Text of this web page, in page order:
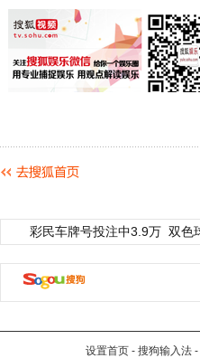
彩民车牌号投注中3.9万 双色
设置首页 - 搜狗输入法 -